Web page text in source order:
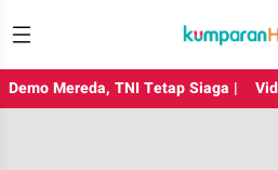
Demo Mereda, TNI Tetap Siaga |